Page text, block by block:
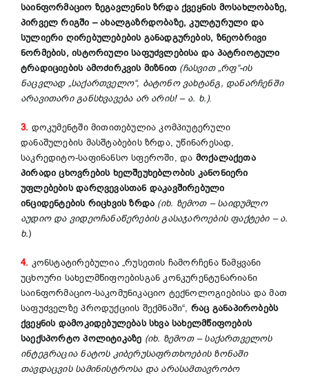
საინფორმაციო ზეგავლენის ზრდა ქვეყნის მოსახლობაზე,
პირველ რიგში – ახალგაზრდობაზე, კულტურული და
სულიერი ღირებულებების განადგურების, ზნეობრივი
ნორმების, ისტორიული საფუძვლებისა და პატრიოტული
ტრადიციების ამოძირკვის მიზნით (ჩასვით „რფ“-ის
ნაცვლად „საქართველო“, ბატონო ვახტანგ, დანარჩენში
არავითარი განსხვავება არ არის! – ა. ხ.).
3. დოკუმენტში მითითებულია კომპიუტერული
დანაშულების მასშტაბების ზრდა, უწინარესად,
საკრედიტო-საფინანსო სფეროში, და მოქალაქეთა
პირადი ცხოვრების ხელშეუხებლობის კანონიერი
უფლებების დარღვევასთან დაკავშირებული
ინციდენტების რიცხვის ზრდა (იხ. ზემოთ – საიდუმლო
აუდიო და ვიდეოჩანაწერების გასაჯაროების ფაქტები – ა.
ხ.)
4. კონსტატირებულია „რუსეთის ჩამორჩენა წამყვანი
უცხოური სახელმწიფოებისგან კონკურენტუნარიანი
საინფორმაციო-საკომუნიკაციო ტექნოლოგიებისა და მათ
საფუძველზე პროდუქციის შექმნაში“, რაც განაპირობებს
ქვეყნის დამოკიდებულებას სხვა სახელმწიფოების
საექსპორტო პოლიტიკაზე (იხ. ზემოთ – საქართველოს
ინტეგრაცია ნატოს კიბერუსაფრთხოების ზონაში
თავდაცვის სამინისტროსა და არასამთავრობო